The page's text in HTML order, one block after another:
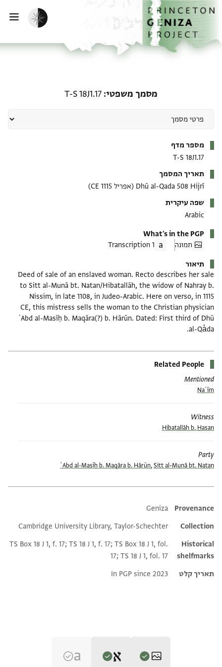
לתוכןהבית
הפעלת מצב כהה
מסמך משפטי T-S 18J1.17
מספר מדף
T-S 18J1.17
תאריך המסמך
Dhū al-Qada 508 Hijrī (אפריל 1115 CE)
שפה עיקרית
Arabic
What's in the PGP
תמונה
1 Transcription
תיאור
Deed of sale of an enslaved woman. Recto describes her sale
to Sitt al-Munā bt. Natan/Hibatallāh, the widow of Nahray b.
Nissim, in late 1108, in Judeo-Arabic. Here on verso, in 1115
CE, this mistress sells the woman to the Christian physician
ʿAbd al-Masīḥ b. Maqāra(?) b. Hārūn. Dated: First third of Dhū
al-Qa̔da.
Related People
Mentioned
Naʿīm
Witness
Hibatallāh b. Ḥasan
Party
ʿAbd al-Masīḥ b. Maqāra b. Hārūn,Sitt al-Munā bt. Natan
Additional metadata
Provenance
Geniza
Collection
Cambridge University Library, Taylor-Schechter
Historical
shelfmarks
TS Box 18 J 1, f. 17; TS 18 J 1, f. 17; TS Box 18 J 1, fol.
17; TS 18 J 1, fol. 17
תאריך קלט
In PGP since 2023